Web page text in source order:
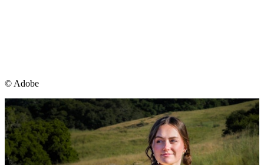
©︎ Adobe